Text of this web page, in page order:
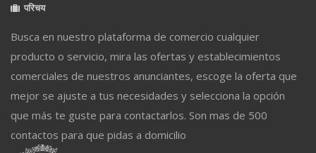
परिचय
Busca en nuestro plataforma de comercio cualquier
producto o servicio, mira las ofertas y establecimientos
comerciales de nuestros anunciantes, escoge la oferta que
mejor se ajuste a tus necesidades y selecciona la opción
que más te guste para contactarlos. Son mas de 500
contactos para que pidas a domicilio